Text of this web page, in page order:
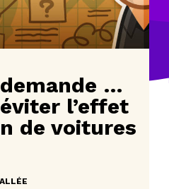
…
l’effet
de voitures